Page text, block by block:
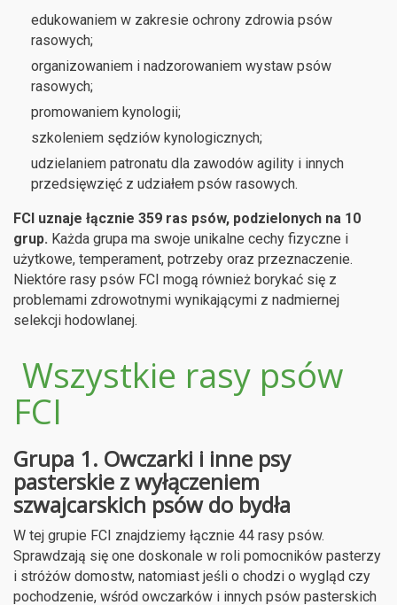
edukowaniem w zakresie ochrony zdrowia psów
rasowych;
organizowaniem i nadzorowaniem wystaw psów
rasowych;
promowaniem kynologii;
szkoleniem sędziów kynologicznych;
udzielaniem patronatu dla zawodów agility i innych
przedsięwzięć z udziałem psów rasowych.
FCI uznaje łącznie 359 ras psów, podzielonych na 10
grup. Każda grupa ma swoje unikalne cechy fizyczne i
użytkowe, temperament, potrzeby oraz przeznaczenie.
Niektóre rasy psów FCI mogą również borykać się z
problemami zdrowotnymi wynikającymi z nadmiernej
selekcji hodowlanej.
Wszystkie rasy psów
FCI
Grupa 1. Owczarki i inne psy
pasterskie z wyłączeniem
szwajcarskich psów do bydła
W tej grupie FCI znajdziemy łącznie 44 rasy psów.
Sprawdzają się one doskonale w roli pomocników pasterzy
i stróżów domostw, natomiast jeśli o chodzi o wygląd czy
pochodzenie, wśród owczarków i innych psów pasterskich